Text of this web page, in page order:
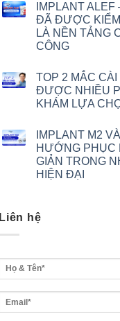
IMPLANT ALEF
ĐÃ ĐƯỢC
LÀ NỀN TẢNG
CÔNG
TOP 2 MẮC
ĐƯỢC NHIỀU
KHÁM LỰA
IMPLANT M2
HƯỚNG PHỤC
GIẢN TRONG
HIỆN ĐẠI
Liên hệ